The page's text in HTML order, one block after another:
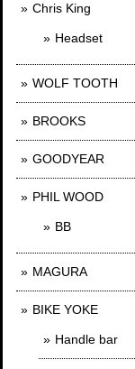
Chris King
Headset
WOLF TOOTH
BROOKS
GOODYEAR
PHIL WOOD
BB
MAGURA
BIKE YOKE
Handle bar